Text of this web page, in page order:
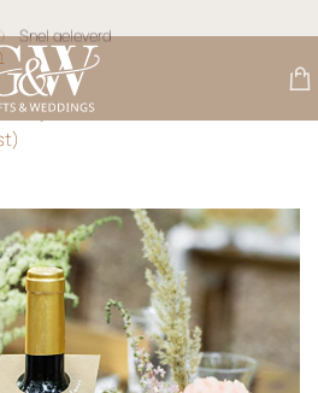
personalisatie
>Tafelnummers Kraft –